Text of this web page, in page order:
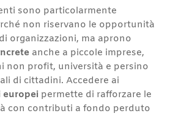
sono particolarmente
non riservano le opportunità
organizzazioni, ma aprono
anche a piccole imprese,
non profit, università e persino
di cittadini. Accedere ai
europeipermette di rafforzare le
con contributi a fondo perduto